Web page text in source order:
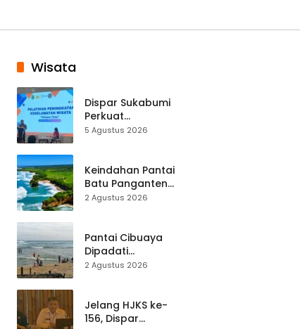
Wisata
Dispar Sukabumi
Perkuat
Keselamatan
Mitigasi hingga
Teknik Evakuasi
5 Agustus 2026
Keindahan Pantai
Batu Panganten
Mulai Dilirik
2 Agustus 2026
Pantai Cibuaya
Dipadati
Wisatawan,
Waspada
2 Agustus 2026
Jelang HJKS ke-
156, Dispar